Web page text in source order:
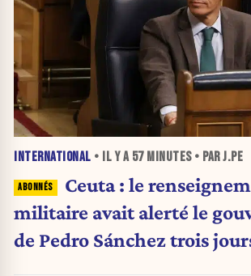
INTERNATIONAL • IL Y A 57 MINUTES• PAR J.PE
Ceuta : le
militaire avait alerté le
de Pedro Sánchez trois